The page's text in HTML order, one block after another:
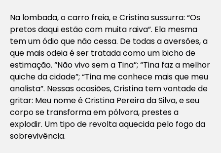
Na lombada, o carro freia, e Cristina sussurra: “Os
pretos daqui estão com muita raiva”. Ela mesma
tem um ódio que não cessa. De todas a aversões, a
que mais odeia é ser tratada como um bicho de
estimação. “Não vivo sem a Tina”; “Tina faz a melhor
quiche da cidade”; “Tina me conhece mais que meu
analista”. Nessas ocasiões, Cristina tem vontade de
gritar: Meu nome é Cristina Pereira da Silva, e seu
corpo se transforma em pólvora, prestes a
explodir. Um tipo de revolta aquecida pelo fogo da
sobrevivência.